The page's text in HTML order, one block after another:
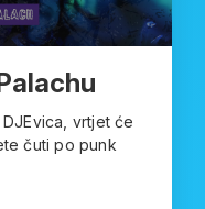
vrtjet će
čuti po punk